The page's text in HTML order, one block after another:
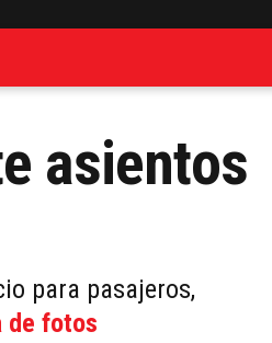
asientos
para pasajeros,
de fotos